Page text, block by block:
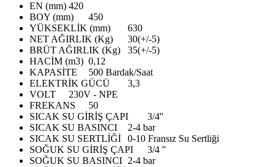
EN (mm) 420
BOY (mm)
450
YÜKSEKLİK (mm)
630
NET AĞIRLIK (Kg)
30(+/-5)
BRÜT AĞIRLIK (Kg)
35(+/-5)
HACİM (m3) 0,12
KAPASİTE
500 Bardak/Saat
ELEKTRİK GÜCÜ
3,3
VOLT
230V - NPE
FREKANS
50
SICAK SU GİRİŞ ÇAPI
3/4''
SICAK SU BASINCI
2-4 bar
SICAK SU SERTLİĞİ
0-10 Fransız Su Sertliği
SOĞUK SU GİRİŞ ÇAPI
3/4 ''
SOĞUK SU BASINCI 2-4 bar